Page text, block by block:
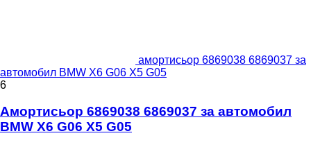
амортисьор 6869038 6869037 за
автомобил BMW X6 G06 X5 G05
6
Амортисьор 6869038 6869037 за автомобил
BMW X6 G06 X5 G05